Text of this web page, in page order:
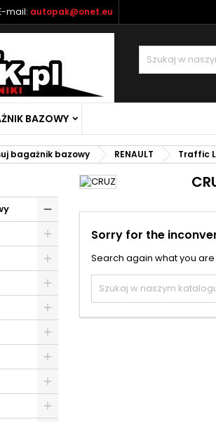
mail: autopak@onet.eu
BAZOWY
bagażnik bazowy RENAULT Traffic
Sorry for the
Search again what you
Moje listy
Utwórz nową listę
((confirmMessage))
Utwórz listę
Zaloguj się
Musisz być